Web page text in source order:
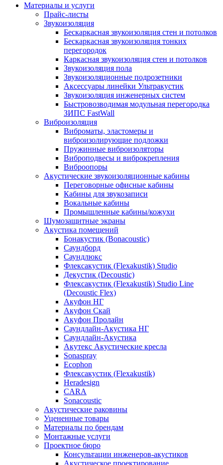
Материалы и услуги
Прайс-листы
Звукоизоляция
Бескаркасная звукоизоляция стен и потолков
Бескаркасная звукоизоляция тонких
перегородок
Каркасная звукоизоляция стен и потолков
Звукоизоляция пола
Звукоизоляционные подрозетники
Аксессуары линейки Ультракустик
Звукоизоляция инженерных систем
Быстровозводимая модульная перегородка
ЗИПС FastWall
Виброизоляция
Виброматы, эластомеры и
виброизолирующие подложки
Пружинные виброизоляторы
Виброподвесы и виброкрепления
Виброопоры
Акустические звукоизоляционные кабины
Переговорные офисные кабины
Кабины для звукозаписи
Вокальные кабины
Промышленные кабины/кожухи
Шумозащитные экраны
Акустика помещений
Бонакустик (Bonacoustic)
Саундборд
Саундлюкс
Флексакустик (Flexakustik) Studio
Декустик (Decoustic)
Флексакустик (Flexakustik) Studio Line
(Decoustic Flex)
Акуфон НГ
Акуфон Скай
Акуфон Пролайн
Саундлайн-Акустика НГ
Саундлайн-Акустика
Акутекс Акустические кресла
Sonaspray
Ecophon
Флексакустик (Flexakustik)
Heradesign
CARA
Sonacoustic
Акустические раковины
Уцененные товары
Материалы по брендам
Монтажные услуги
Проектное бюро
Консультации инженеров-акустиков
Акустическое проектирование